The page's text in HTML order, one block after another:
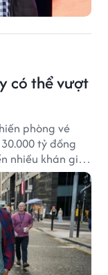
có thể vượt
phòng vé
tỷ đồng
nhiều khán giả
Holland có thể
lập hay không.